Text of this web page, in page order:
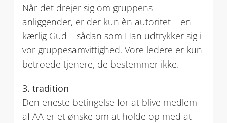
Når det drejer sig om gruppens
anliggender, er der kun èn autoritet – en
kærlig Gud – sådan som Han udtrykker sig i
vor gruppesamvittighed. Vore ledere er kun
betroede tjenere, de bestemmer ikke.
3. tradition
Den eneste betingelse for at blive medlem
af AA er et ønske om at holde op med at